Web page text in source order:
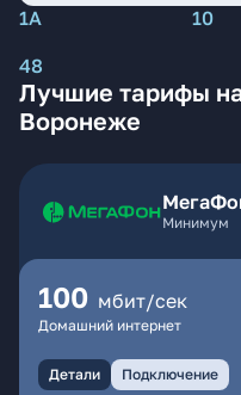
1А 10
48
Лучшие тарифы
Воронеже
Минимум
100 мбит/сек
Домашний интернет
Детали Подключение